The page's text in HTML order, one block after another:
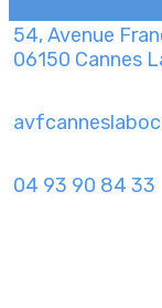
54, Avenue
06150 Cannes
04 93 90 84 33